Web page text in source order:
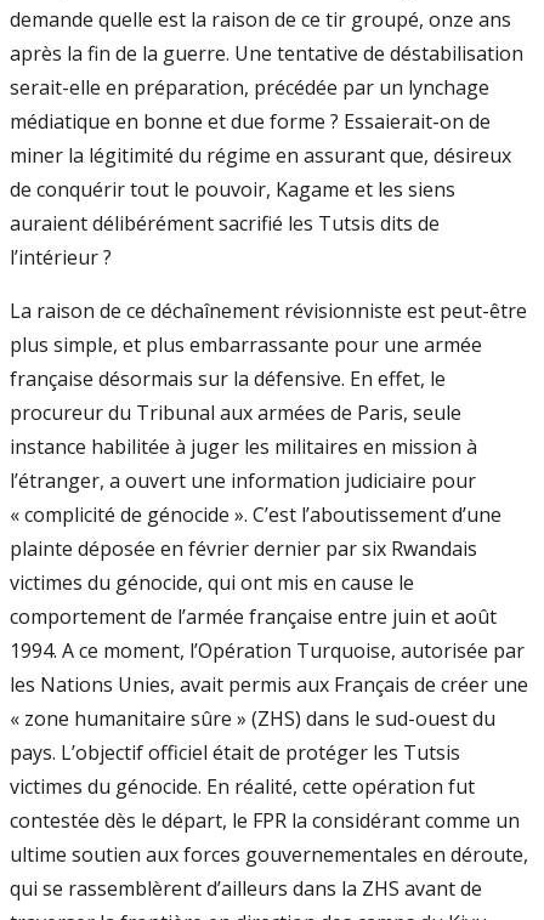
demande quelle est la raison de ce tir groupé, onze ans
après la fin de la guerre. Une tentative de déstabilisation
serait-elle en préparation, précédée par un lynchage
médiatique en bonne et due forme ? Essaierait-on de
miner la légitimité du régime en assurant que, désireux
de conquérir tout le pouvoir, Kagame et les siens
auraient délibérément sacrifié les Tutsis dits de
l’intérieur ?
La raison de ce déchaînement révisionniste est peut-être
plus simple, et plus embarrassante pour une armée
française désormais sur la défensive. En effet, le
procureur du Tribunal aux armées de Paris, seule
instance habilitée à juger les militaires en mission à
l’étranger, a ouvert une information judiciaire pour
« complicité de génocide ». C’est l’aboutissement d’une
plainte déposée en février dernier par six Rwandais
victimes du génocide, qui ont mis en cause le
comportement de l’armée française entre juin et août
1994. A ce moment, l’Opération Turquoise, autorisée par
les Nations Unies, avait permis aux Français de créer une
« zone humanitaire sûre » (ZHS) dans le sud-ouest du
pays. L’objectif officiel était de protéger les Tutsis
victimes du génocide. En réalité, cette opération fut
contestée dès le départ, le FPR la considérant comme un
ultime soutien aux forces gouvernementales en déroute,
qui se rassemblèrent d’ailleurs dans la ZHS avant de